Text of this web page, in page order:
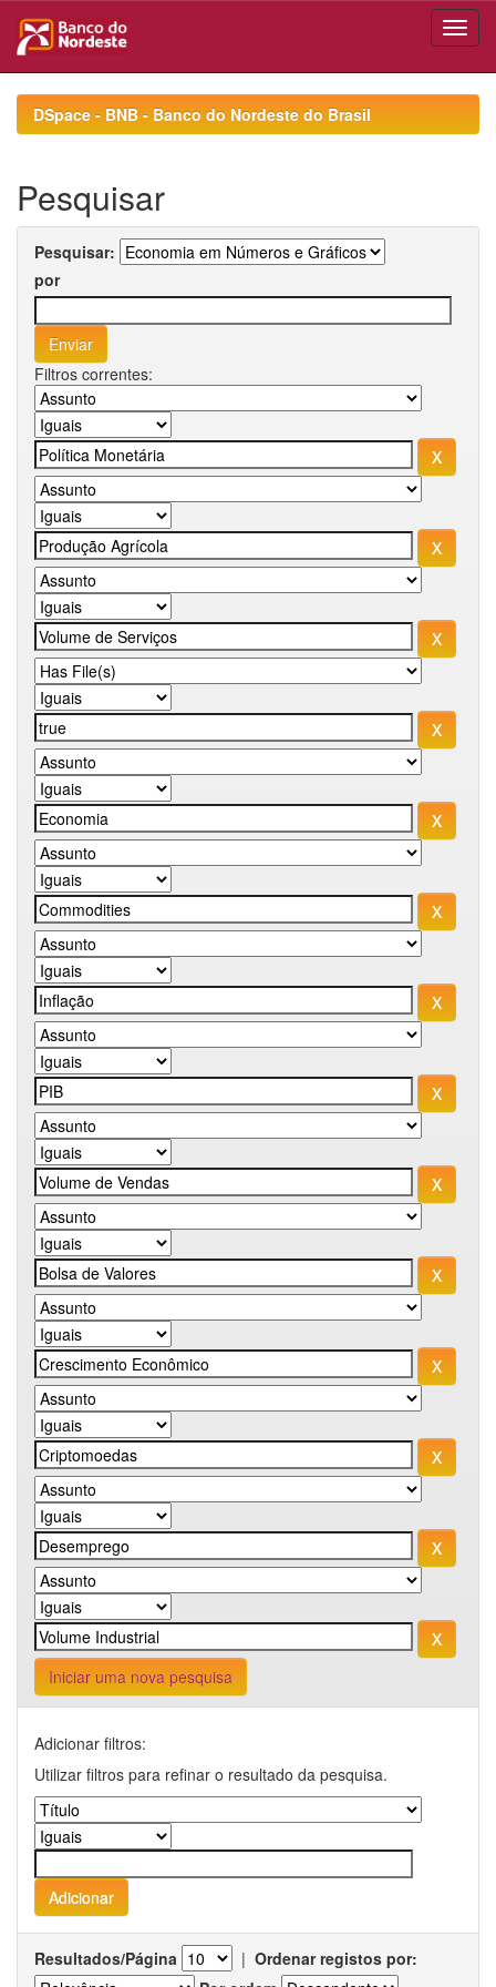
navigationDSpace - BNB - Banco do Nordeste do Brasil
Pesquisar
Pesquisar:
por
Filtros correntes:
Iniciar uma nova pesquisa
Adicionar filtros:
Utilizar filtros para refinar o resultado da pesquisa.
Resultados/Página | Ordenar registos por: